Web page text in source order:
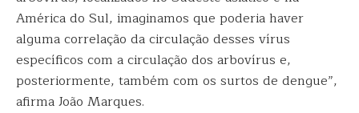
América do Sul, imaginamos que poderia haver
alguma correlação da circulação desses vírus
específicos com a circulação dos arbovírus e,
posteriormente, também com os surtos de dengue”,
afirma João Marques.